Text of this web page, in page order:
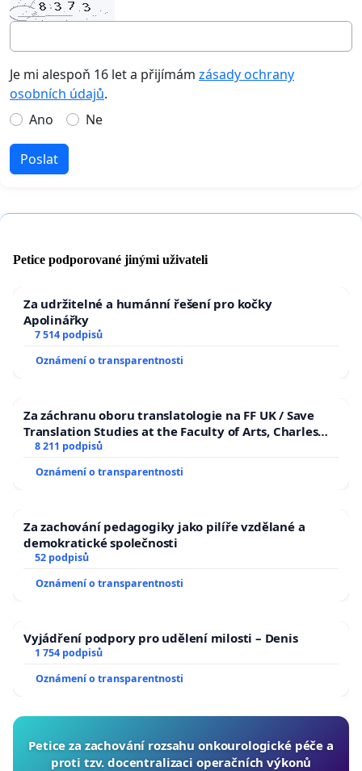
Je mi alespoň 16 let a přijímám zásady ochrany
osobních údajů.
Ano
Ne
Poslat
Petice podporované jinými uživateli
Za udržitelné a humánní řešení pro kočky
Apolinářky
7 514 podpisů
Oznámení o transparentnosti
Za záchranu oboru translatologie na FF UK / Save
Translation Studies at the Faculty of Arts, Charles
University
8 211 podpisů
Oznámení o transparentnosti
Za zachování pedagogiky jako pilíře vzdělané a
demokratické společnosti
52 podpisů
Oznámení o transparentnosti
Vyjádření podpory pro udělení milosti – Denis
1 754 podpisů
Oznámení o transparentnosti
Petice za zachování rozsahu onkourologické péče a
proti tzv. docentralizaci operačních výkonů